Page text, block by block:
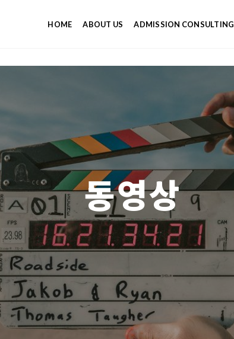
HOME ABOUT US ADMISSION CONSULTING
동영상